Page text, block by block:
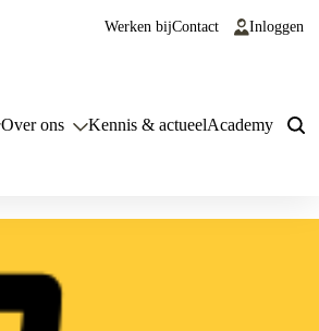
Werken bijContact Inloggen
Over ons Kennis & actueelAcademy